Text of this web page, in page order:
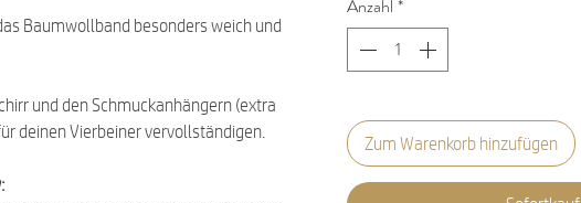
Baumwollband besonders weich und
und den Schmuckanhängern (extra
deinen Vierbeiner vervollständigen.
Anzahl *
Zum Warenkorb hinzufügen